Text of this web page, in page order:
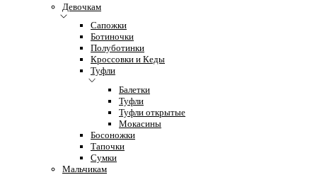
Девочкам
Сапожки
Ботиночки
Полуботинки
Кроссовки и Кеды
Туфли
Балетки
Туфли
Туфли открытые
Мокасины
Босоножки
Тапочки
Сумки
Мальчикам